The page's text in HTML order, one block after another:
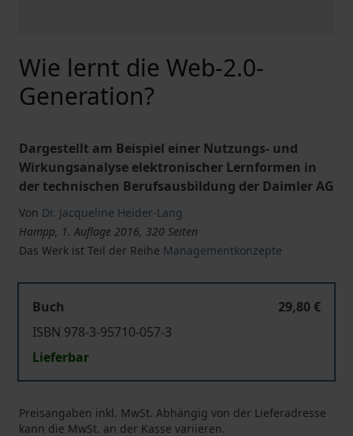
Wie lernt die Web-2.0-
Generation?
Dargestellt am Beispiel einer Nutzungs- und
Wirkungsanalyse elektronischer Lernformen in
der technischen Berufsausbildung der Daimler AG
Von Dr. Jacqueline Heider-Lang
Hampp, 1. Auflage 2016, 320 Seiten
Das Werk ist Teil der Reihe Managementkonzepte
Buch
29,80 €
ISBN 978-3-95710-057-3
Lieferbar
Preisangaben inkl. MwSt. Abhängig von der Lieferadresse
kann die MwSt. an der Kasse variieren.